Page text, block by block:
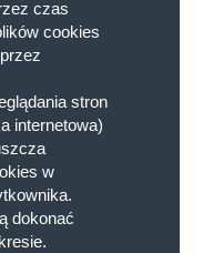
czas
cookies
stron
internetowa)
w
dokonać